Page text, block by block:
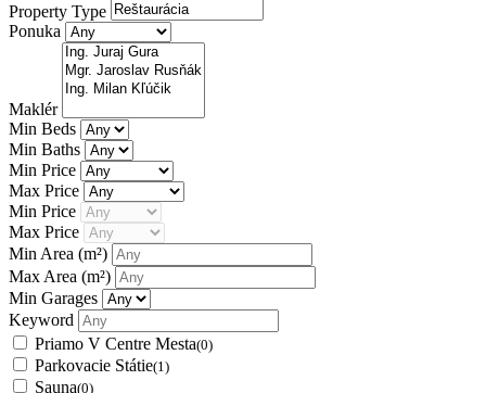
Property Type
Ponuka
Maklér
Min Beds
Min Baths
Min Price
Max Price
Min Price
Max Price
Min Area (m²)
Max Area (m²)
Min Garages
Keyword
Priamo V Centre Mesta(0)
Parkovacie Státie(1)
Sauna(0)